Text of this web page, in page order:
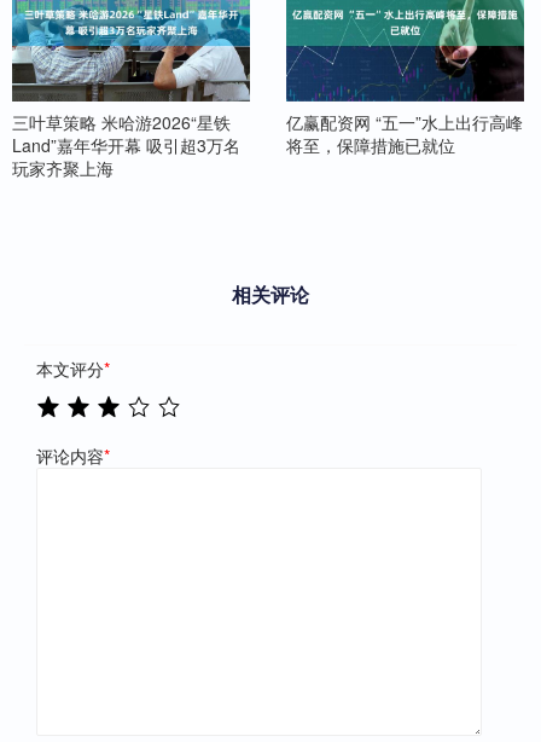
三叶草策略 米哈游2026“星铁
Land”嘉年华开幕 吸引超3万名
玩家齐聚上海
亿赢配资网 “五一”水上出行高峰
将至，保障措施已就位
相关评论
本文评分*
评论内容*